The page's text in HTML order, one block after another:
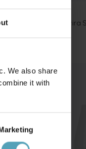
We also share
it with
Fotogenlampa Elvira
318 kr